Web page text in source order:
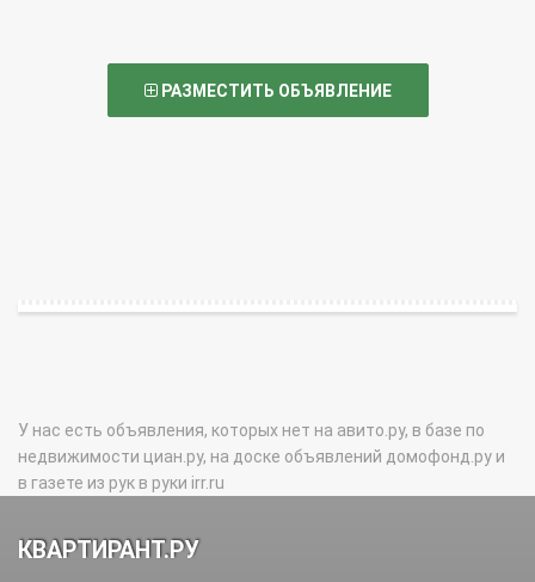
РАЗМЕСТИТЬ ОБЪЯВЛЕНИЕ
У нас есть объявления, которых нет на авито.ру, в базе по
недвижимости циан.ру, на доске объявлений домофонд.ру и
в газете из рук в руки irr.ru
КВАРТИРАНТ.РУ